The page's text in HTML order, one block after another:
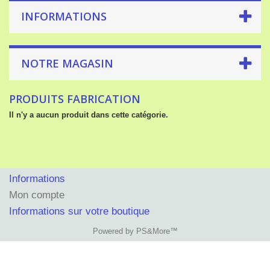
INFORMATIONS
NOTRE MAGASIN
PRODUITS FABRICATION
Il n'y a aucun produit dans cette catégorie.
Informations
Mon compte
Informations sur votre boutique
Powered by PS&More™